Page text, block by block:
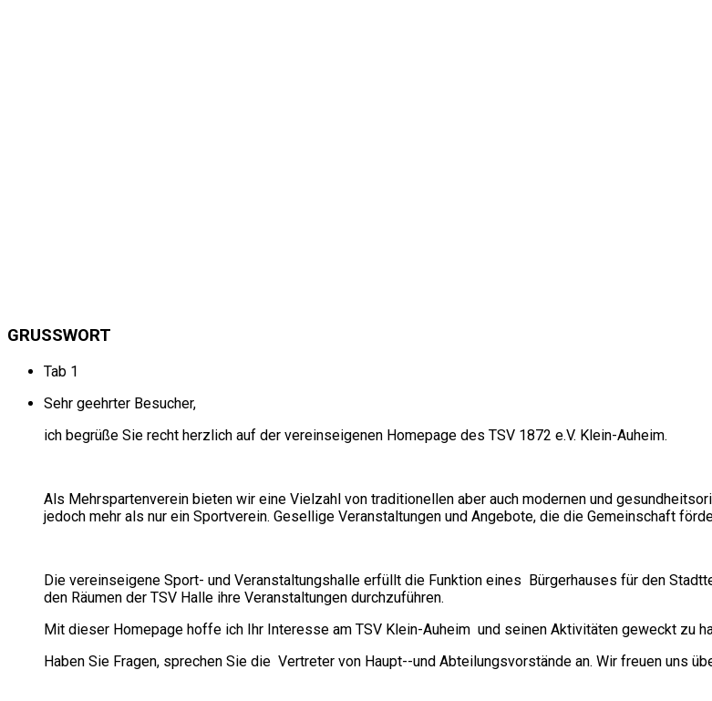
GRUSSWORT
Tab 1
Sehr geehrter Besucher,
ich begrüße Sie recht herzlich auf der vereinseigenen Homepage des TSV 1872 e.V. Klein-Auheim.
Als Mehrspartenverein bieten wir eine Vielzahl von traditionellen aber auch modernen und
jedoch mehr als nur ein Sportverein. Gesellige Veranstaltungen und Angebote, die die Gemeinschaft
Die vereinseigene Sport- und Veranstaltungshalle erfüllt die Funktion eines Bürgerhauses für den
den Räumen der TSV Halle ihre Veranstaltungen durchzuführen.
Mit dieser Homepage hoffe ich Ihr Interesse am TSV Klein-Auheim und seinen Aktivitäten geweckt zu
Haben Sie Fragen, sprechen Sie die Vertreter von Haupt--und Abteilungsvorstände an. Wir freuen uns